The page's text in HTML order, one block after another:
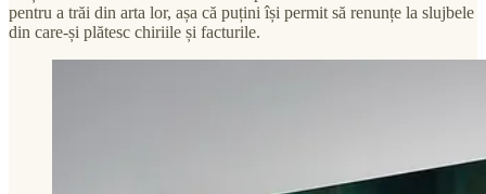
pentru a trăi din arta lor, așa că puțini își permit să renunțe la slujbele
din care-și plătesc chiriile și facturile.